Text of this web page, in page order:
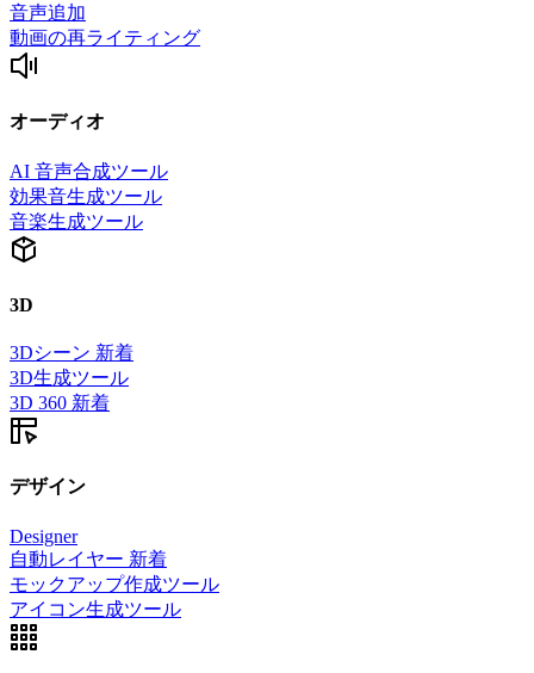
音声追加
動画の再ライティング
オーディオ
AI 音声合成ツール
効果音生成ツール
音楽生成ツール
3D
3Dシーン 新着
3D生成ツール
3D 360 新着
デザイン
Designer
自動レイヤー 新着
モックアップ作成ツール
アイコン生成ツール